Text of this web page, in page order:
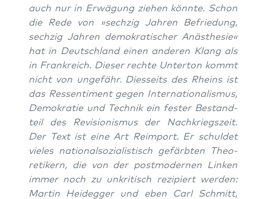
auch nur in Erwä­gung zie­hen könn­te. Schon
die Rede von »sech­zig Jah­ren Befrie­dung,
sech­zig Jah­ren demo­kra­ti­scher Anäs­the­sie«
hat in Deutsch­land einen ande­ren Klang als
in Frank­reich. Die­ser rech­te Unter­ton kommt
nicht von unge­fähr. Dies­seits des Rheins ist
das Res­sen­ti­ment gegen Inter­na­tio­na­lis­mus,
Demo­kra­tie und Tech­nik ein fes­ter Bestand­
teil des Revi­sio­nis­mus der Nach­kriegs­zeit.
Der Text ist eine Art Reimport. Er schul­det
vie­les natio­nal­so­zia­lis­tisch gefärb­ten Theo­
re­ti­kern, die von der post­mo­der­nen Lin­ken
immer noch zu unkri­tisch rezi­piert wer­den:
Mar­tin Heid­eg­ger und eben Carl Schmitt,